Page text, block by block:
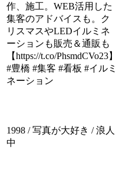
作、施工。WEB活用した
集客のアドバイスも。ク
リスマスやLEDイルミネ
ーションも販売＆通販も
【https://t.co/PhsmdCVo23】
#豊橋 #集客 #看板 #イルミ
ネーション
1998 / 写真が大好き / 浪人
中